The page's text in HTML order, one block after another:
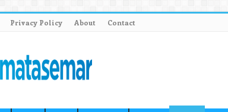
Privacy Policy About Contact